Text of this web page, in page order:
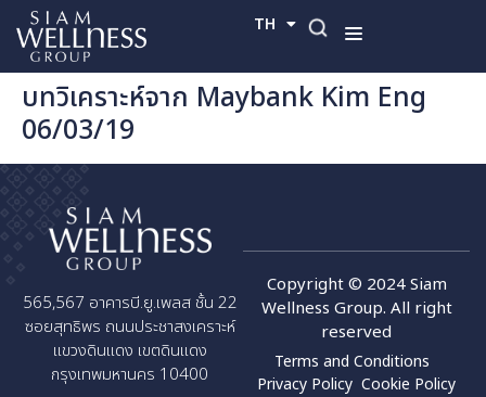
TH
EN
บทวิเคราะห์จาก Maybank Kim Eng
06/03/19
565,567 อาคารบี.ยู.เพลส ชั้น 22
ซอยสุทธิพร ถนนประชาสงเคราะห์
แขวงดินแดง เขตดินแดง
กรุงเทพมหานคร 10400
Copyright © 2024 Siam
Wellness Group. All right
reserved
Terms and Conditions
Privacy Policy Cookie Policy